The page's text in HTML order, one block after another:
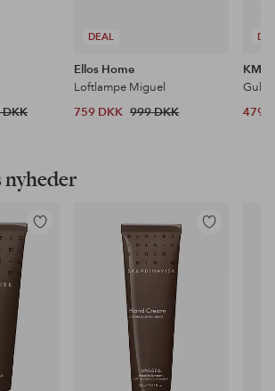
DKK
DEAL
Ellos Home
Loftlampe Miguel
759 DKK 999 DKK
KM
479
nyheder
Tilføj
Tilføj